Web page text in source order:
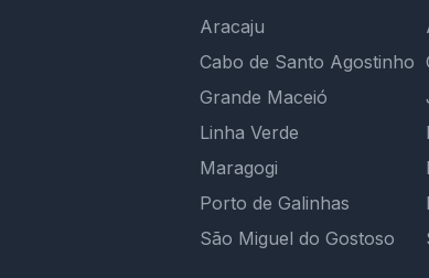
Aracaju
Cabo de Santo Agostinho
Grande Maceió
Linha Verde
Maragogi
Porto de Galinhas
São Miguel do Gostoso